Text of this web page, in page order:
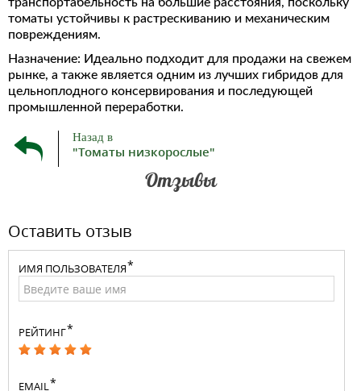
томаты устойчивы к растрескиванию и механическим
повреждениям.
Назначение: Идеально подходит для продажи на свежем
рынке, а также является одним из лучших гибридов для
цельноплодного консервирования и последующей
промышленной переработки.
Назад в
"Томаты низкорослые"
Отзывы
Оставить отзыв
ИМЯ ПОЛЬЗОВАТЕЛЯ
РЕЙТИНГ
EMAIL